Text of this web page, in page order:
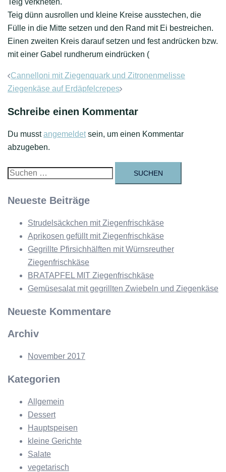
Teig dünn ausrollen und kleine Kreise ausstechen, die
Fülle in die Mitte setzen und den Rand mit Ei bestreichen.
Einen zweiten Kreis darauf setzen und fest andrücken bzw.
mit einer Gabel rundherum eindrücken (
Beitrags-
Navigation
Cannelloni mit Ziegenquark und Zitronenmelisse
Ziegenkäse auf Erdäpfelcrepes
Schreibe einen Kommentar
Du musstangemeldet sein, um einen Kommentar
abzugeben.
Suchen
Neueste Beiträge
Strudelsäckchen mit Ziegenfrischkäse
Aprikosen gefüllt mit Ziegenfrischkäse
Gegrillte Pfirsichhälften mit Würnsreuther
Ziegenfrischkäse
BRATAPFEL MIT Ziegenfrischkäse
Gemüsesalat mit gegrillten Zwiebeln und Ziegenkäse
Neueste Kommentare
Archiv
November 2017
Kategorien
Allgemein
Dessert
Hauptspeisen
kleine Gerichte
Salate
vegetarisch